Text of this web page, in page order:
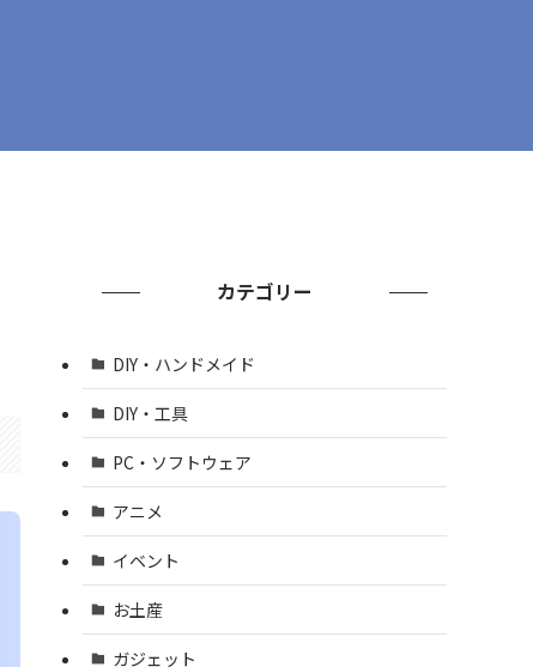
カテゴリー
DIY・ハンドメイド
DIY・工具
PC・ソフトウェア
アニメ
イベント
お土産
ガジェット